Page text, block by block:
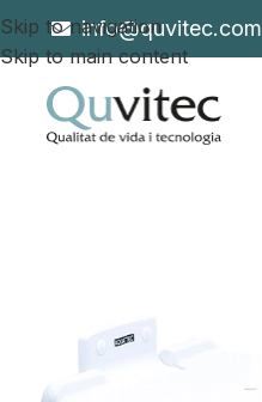
Skip to navigation
Skip to main content
info@quvitec.com